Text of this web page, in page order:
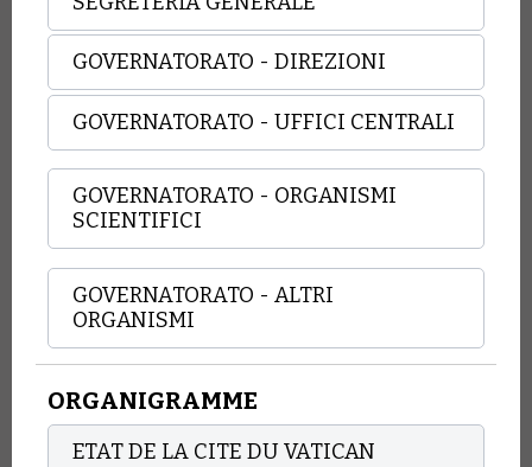
GOVERNATORATO - DIREZIONI
GOVERNATORATO - UFFICI CENTRALI
GOVERNATORATO - ORGANISMI
SCIENTIFICI
GOVERNATORATO - ALTRI
ORGANISMI
ORGANIGRAMME
ETAT DE LA CITE DU VATICAN